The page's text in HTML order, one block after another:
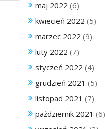
maj 2022 (6)
kwiecień 2022 (5)
marzec 2022 (9)
luty 2022 (7)
styczeń 2022 (4)
grudzień 2021 (5)
listopad 2021 (7)
październik 2021 (6)